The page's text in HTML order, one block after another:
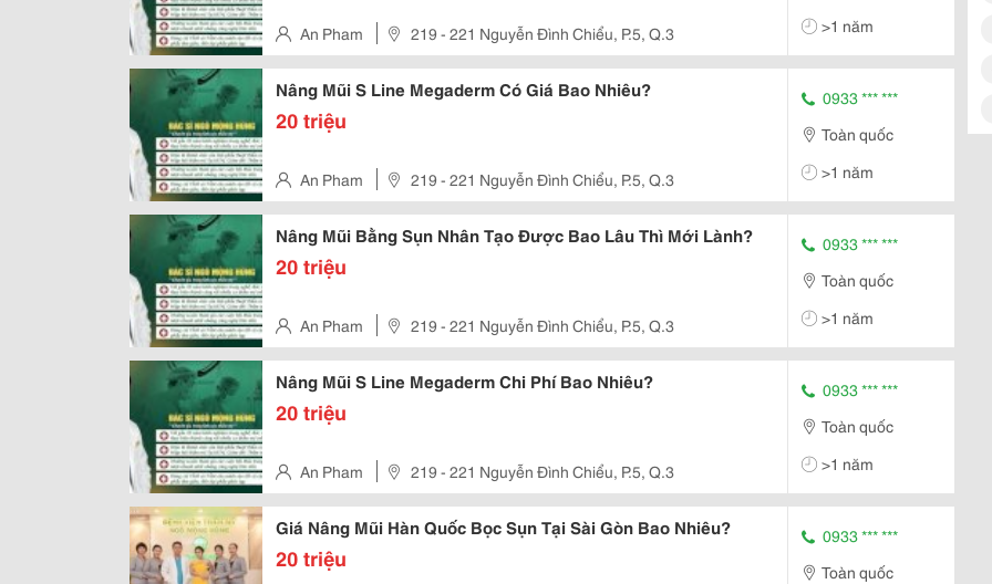
An Pham 219 - 221 Nguyễn Đình Chiểu, P.5, Q.3
>1 năm
Nâng Mũi S Line Megaderm Có Giá Bao Nhiêu?
20 triệu
An Pham 219 - 221 Nguyễn Đình Chiểu, P.5, Q.3
0933 *** ***
Toàn quốc
>1 năm
Nâng Mũi Bằng Sụn Nhân Tạo Được Bao Lâu Thì Mới Lành?
20 triệu
An Pham 219 - 221 Nguyễn Đình Chiểu, P.5, Q.3
0933 *** ***
Toàn quốc
>1 năm
Nâng Mũi S Line Megaderm Chi Phí Bao Nhiêu?
20 triệu
An Pham 219 - 221 Nguyễn Đình Chiểu, P.5, Q.3
0933 *** ***
Toàn quốc
>1 năm
Giá Nâng Mũi Hàn Quốc Bọc Sụn Tại Sài Gòn Bao Nhiêu?
20 triệu
0933 *** ***
Toàn quốc